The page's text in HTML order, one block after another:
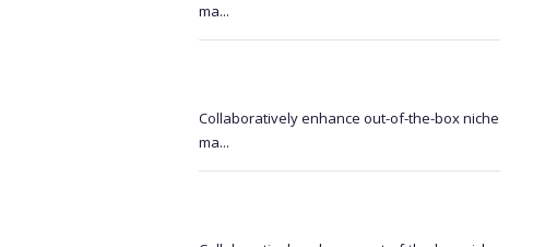
ma...
Collaboratively enhance out-of-the-box niche
ma...